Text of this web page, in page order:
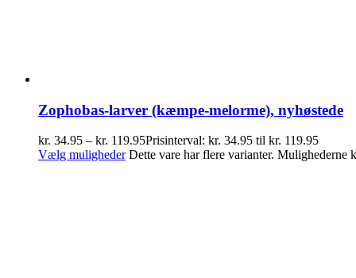
Zophobas-larver (kæmpe-melorme), nyhøstede
kr. 34.95 – kr. 119.95Prisinterval: kr. 34.95 til kr. 119.95
Vælg muligheder Dette vare har flere varianter. Mulighederne